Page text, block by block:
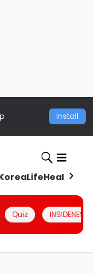
Install
LifeHealth
Quiz INSIDENESIA